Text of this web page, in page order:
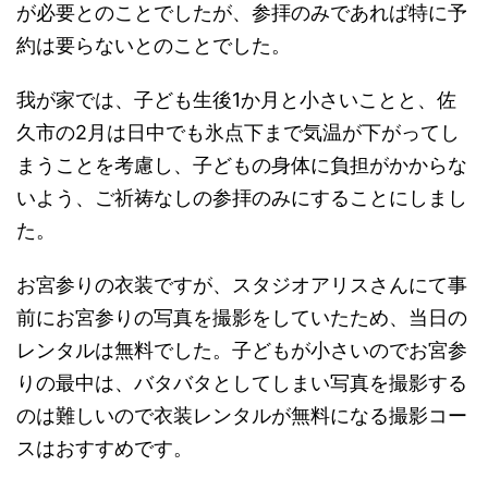
が必要とのことでしたが、参拝のみであれば特に予
約は要らないとのことでした。
我が家では、子ども生後1か月と小さいことと、佐
久市の2月は日中でも氷点下まで気温が下がってし
まうことを考慮し、子どもの身体に負担がかからな
いよう、ご祈祷なしの参拝のみにすることにしまし
た。
お宮参りの衣装ですが、スタジオアリスさんにて事
前にお宮参りの写真を撮影をしていたため、当日の
レンタルは無料でした。子どもが小さいのでお宮参
りの最中は、バタバタとしてしまい写真を撮影する
のは難しいので衣装レンタルが無料になる撮影コー
スはおすすめです。